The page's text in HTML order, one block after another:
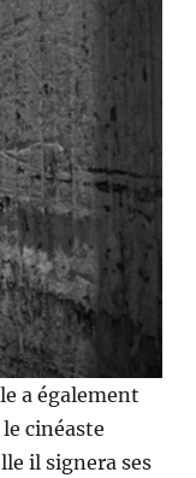
a également
cinéaste
il signera ses